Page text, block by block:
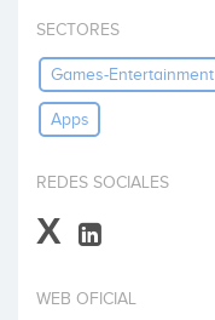
Invertir
SECTORES
Games-Entertainment
Apps
REDES SOCIALES
X
WEB OFICIAL